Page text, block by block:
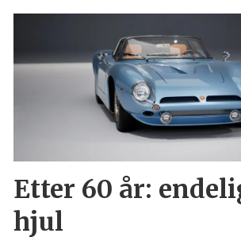
Etter 60 år:
hjul